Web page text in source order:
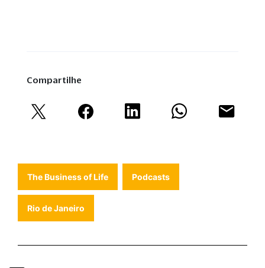
Compartilhe
The Business of Life Podcasts
Rio de Janeiro